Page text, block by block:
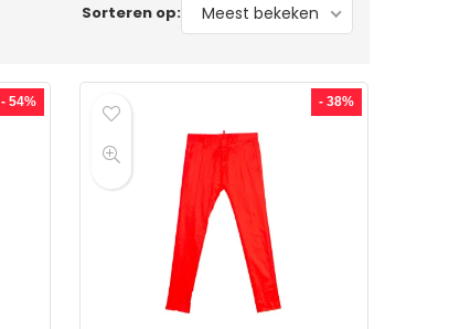
Sorteren op: Meest bekeken
- 54% - 38%